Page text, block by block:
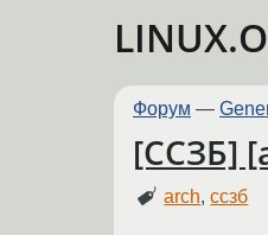
Форум —
[ССЗБ]
arch,ссзб